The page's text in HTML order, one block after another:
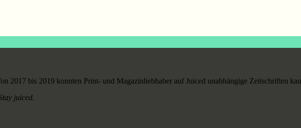
2017 bis 2019 konnten Print- und Magazinliebhaber auf Juiced unabhängige Zeitschriften
juiced.